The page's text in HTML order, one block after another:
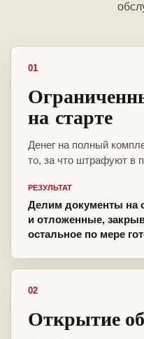
01
на старте
Денег на полный
то, за что штрафуют в
РЕЗУЛЬТАТ
Делим документы на
и отложенные,
остальное по мере
02
Открытие